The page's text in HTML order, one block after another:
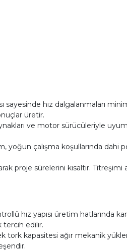
sayesinde hız dalgalanmaları
üretir.
ve motor sürücüleriyle
yoğun çalışma koşullarında dahi
proje sürelerini kısaltır. Titreşimi
hız yapısı üretim hatlarında
tercih edilir.
tork kapasitesi ağır mekanik